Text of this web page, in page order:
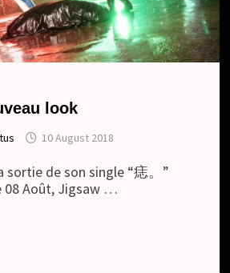
look
10 August 2018
sortie de son single “痣。”
08 Août, Jigsaw …